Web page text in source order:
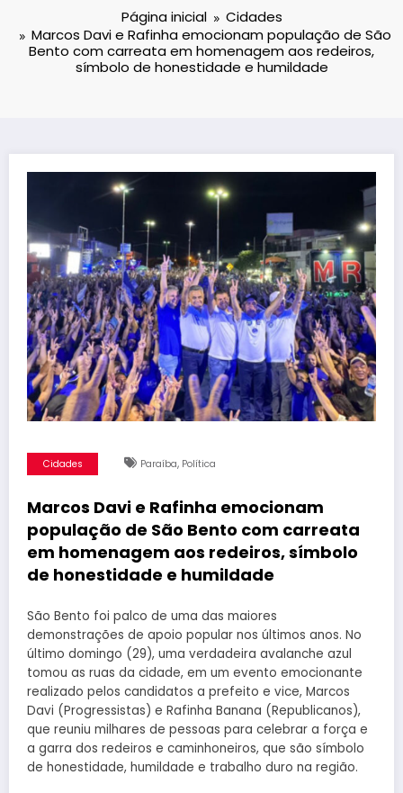
Página inicial
Cidades
Marcos Davi e Rafinha emocionam população de São
Bento com carreata em homenagem aos redeiros,
símbolo de honestidade e humildade
Cidades Paraíba, Política
Marcos Davi e Rafinha emocionam
população de São Bento com carreata
em homenagem aos redeiros, símbolo
de honestidade e humildade
São Bento foi palco de uma das maiores
demonstrações de apoio popular nos últimos anos. No
último domingo (29), uma verdadeira avalanche azul
tomou as ruas da cidade, em um evento emocionante
realizado pelos candidatos a prefeito e vice, Marcos
Davi (Progressistas) e Rafinha Banana (Republicanos),
que reuniu milhares de pessoas para celebrar a força e
a garra dos redeiros e caminhoneiros, que são símbolo
de honestidade, humildade e trabalho duro na região.